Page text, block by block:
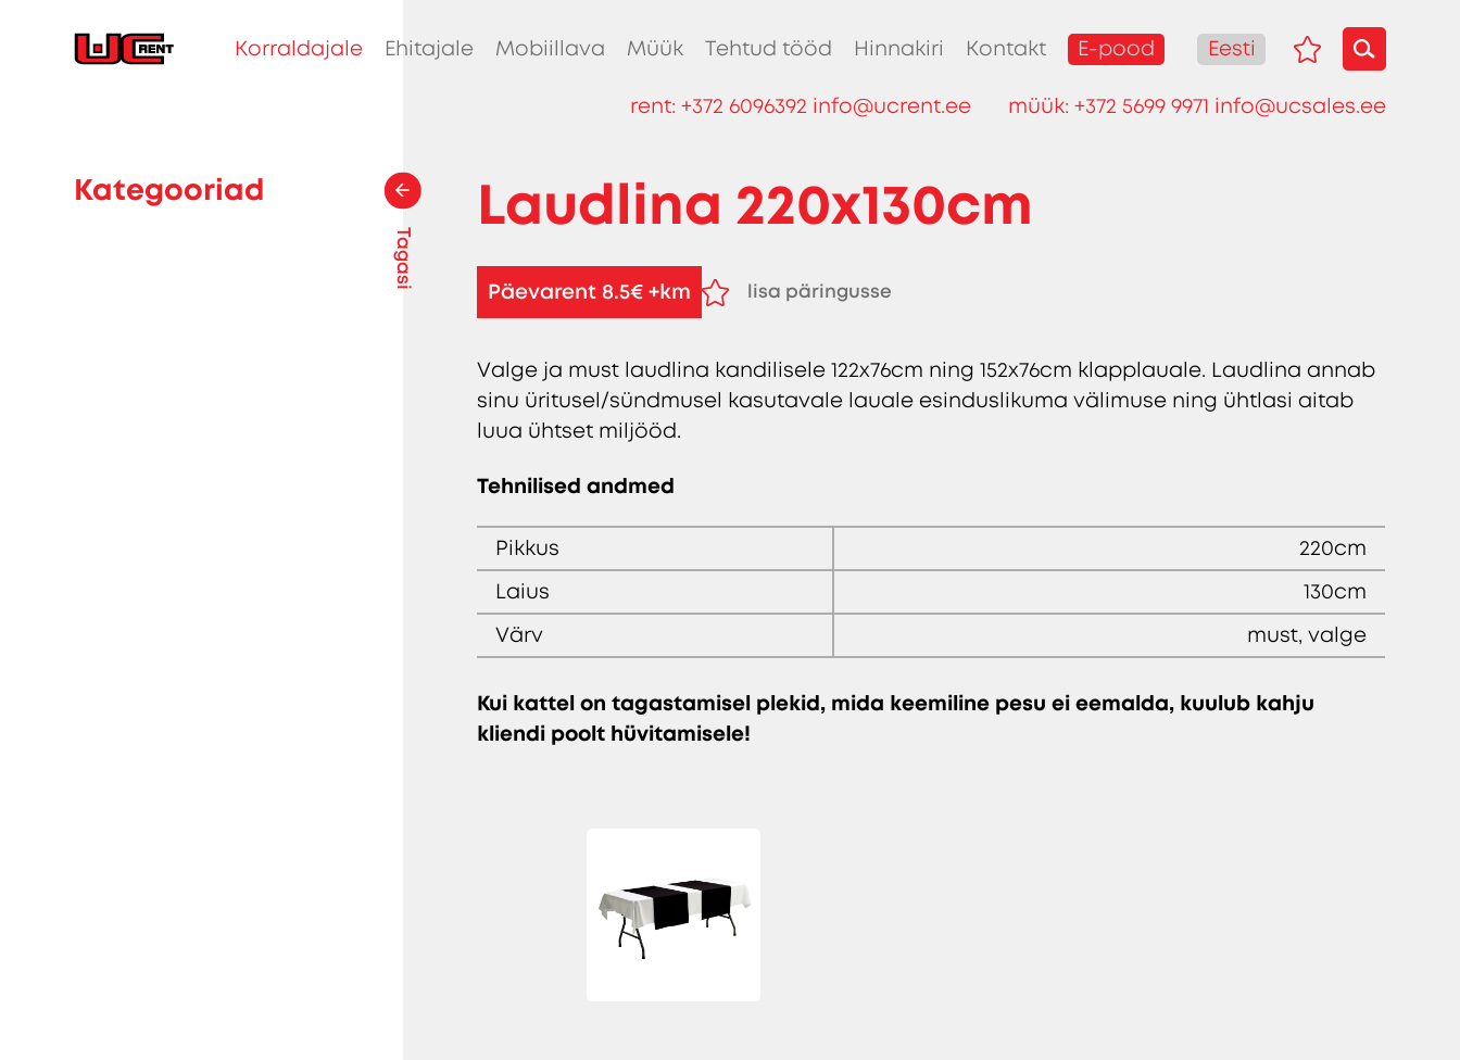
Korraldajale Ehitajale Mobiillava Müük Tehtud tööd Hinnakiri Kontakt E-pood Eesti
rent: +372 6096392 info@ucrent.ee müük: +372 5699 9971 info@ucsales.ee
Tagasi
Kategooriad Laudlina 220x130cm
Päevarent 8.5€ +km
lisa päringusse
Valge ja must laudlina kandilisele 122x76cm ning 152x76cm klapplauale. Laudlina annab
sinu üritusel/sündmusel kasutavale lauale esinduslikuma välimuse ning ühtlasi aitab
luua ühtset miljööd.
Tehnilised andmed
Pikkus
220cm
Laius
130cm
Värv
must, valge
Kui kattel on tagastamisel plekid, mida keemiline pesu ei eemalda, kuulub kahju
kliendi poolt hüvitamisele!